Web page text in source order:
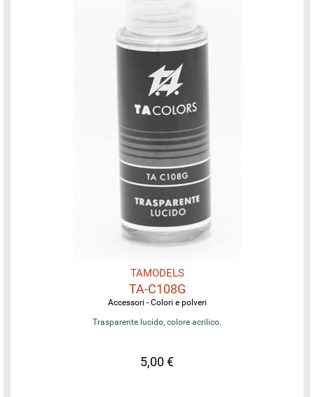
TAMODELS
TA-C108G
Accessori - Colori e polveri
Trasparente lucido, colore acrilico.
5,00 €